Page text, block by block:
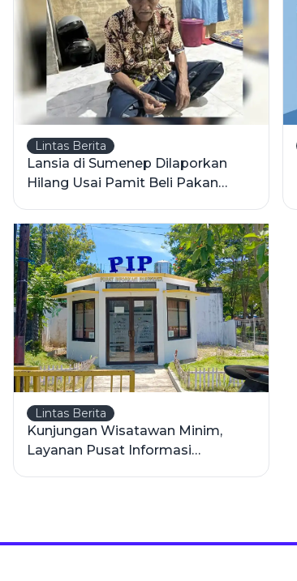
Lintas Berita
Lansia di Sumenep Dilaporkan
Hilang Usai Pamit Beli Pakan
Lintas Berita
Kunjungan Wisatawan Minim,
Layanan Pusat Informasi